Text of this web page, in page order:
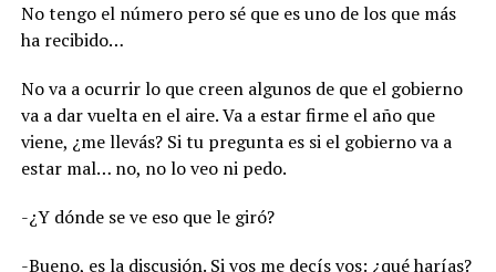
No tengo el número pero sé que es uno de los que más
ha recibido…
No va a ocurrir lo que creen algunos de que el gobierno
va a dar vuelta en el aire. Va a estar firme el año que
viene, ¿me llevás? Si tu pregunta es si el gobierno va a
estar mal… no, no lo veo ni pedo.
-¿Y dónde se ve eso que le giró?
-Bueno, es la discusión. Si vos me decís vos: ¿qué harías?